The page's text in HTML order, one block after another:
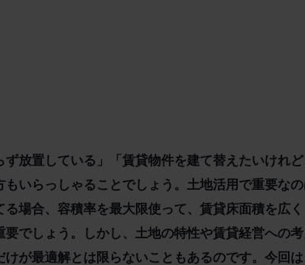
ず放置している」「賃貸物件を建て替えたいけれ
いらっしゃることでしょう。土地活用で重要な
場合、容積率を最大限使って、賃貸床面積を広
でしょう。しかし、土地の特性や賃貸経営への
が最適解とは限らないこともあるのです。今回